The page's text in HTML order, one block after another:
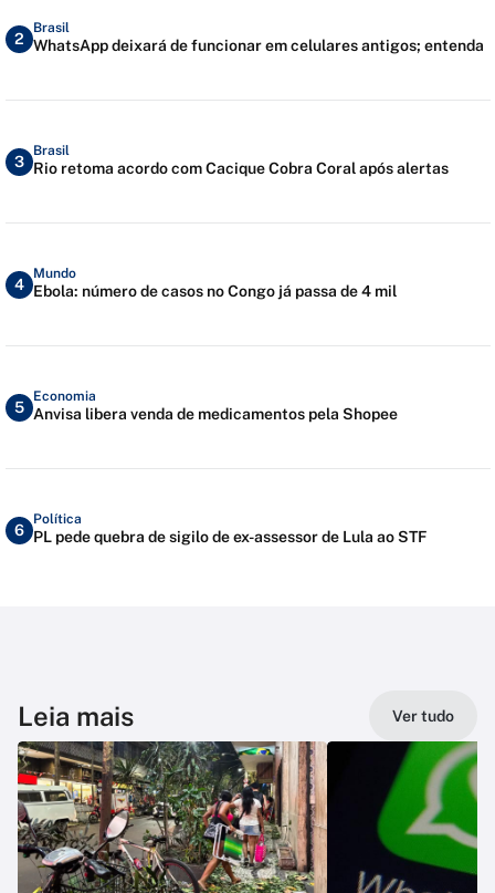
2
Brasil
WhatsApp deixará de funcionar em celulares antigos; entenda
3
Brasil
Rio retoma acordo com Cacique Cobra Coral após alertas
4
Mundo
Ebola: número de casos no Congo já passa de 4 mil
5
Economia
Anvisa libera venda de medicamentos pela Shopee
6
Política
PL pede quebra de sigilo de ex-assessor de Lula ao STF
Leia mais Ver tudo